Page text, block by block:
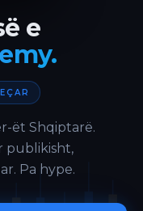
e
ët Shqiptarë.
publikisht,
Pa hype.